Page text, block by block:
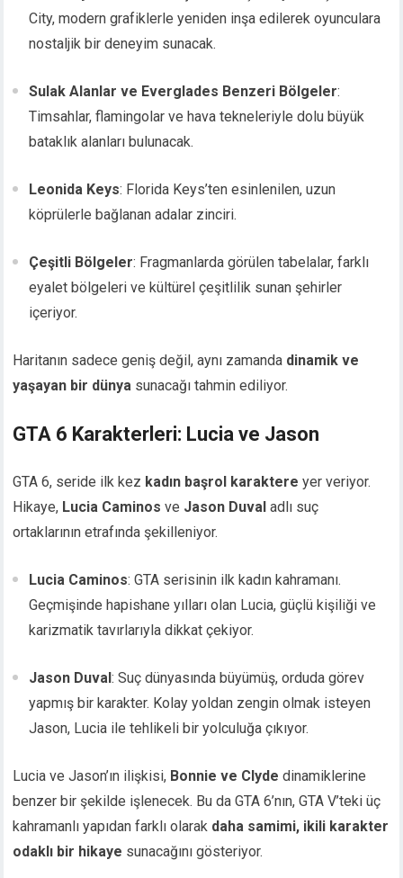
City, modern grafiklerle yeniden inşa edilerek oyunculara
nostaljik bir deneyim sunacak.
Sulak Alanlar ve Everglades Benzeri Bölgeler:
Timsahlar, flamingolar ve hava tekneleriyle dolu büyük
bataklık alanları bulunacak.
Leonida Keys: Florida Keys’ten esinlenilen, uzun
köprülerle bağlanan adalar zinciri.
Çeşitli Bölgeler: Fragmanlarda görülen tabelalar, farklı
eyalet bölgeleri ve kültürel çeşitlilik sunan şehirler
içeriyor.
Haritanın sadece geniş değil, aynı zamanda dinamik ve
yaşayan bir dünya sunacağı tahmin ediliyor.
GTA 6 Karakterleri: Lucia ve Jason
GTA 6, seride ilk kez kadın başrol karaktere yer veriyor.
Hikaye, Lucia Caminos ve Jason Duval adlı suç
ortaklarının etrafında şekilleniyor.
Lucia Caminos: GTA serisinin ilk kadın kahramanı.
Geçmişinde hapishane yılları olan Lucia, güçlü kişiliği ve
karizmatik tavırlarıyla dikkat çekiyor.
Jason Duval: Suç dünyasında büyümüş, orduda görev
yapmış bir karakter. Kolay yoldan zengin olmak isteyen
Jason, Lucia ile tehlikeli bir yolculuğa çıkıyor.
Lucia ve Jason’ın ilişkisi, Bonnie ve Clyde dinamiklerine
benzer bir şekilde işlenecek. Bu da GTA 6’nın, GTA V’teki üç
kahramanlı yapıdan farklı olarak daha samimi, ikili karakter
odaklı bir hikaye sunacağını gösteriyor.